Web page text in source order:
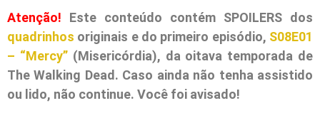
Atenção! Este conteúdo contém SPOILERS dos
quadrinhos originais e do primeiro episódio, S08E01
– “Mercy”(Misericórdia), da oitava temporada de
The Walking Dead. Caso ainda não tenha assistido
ou lido, não continue. Você foi avisado!